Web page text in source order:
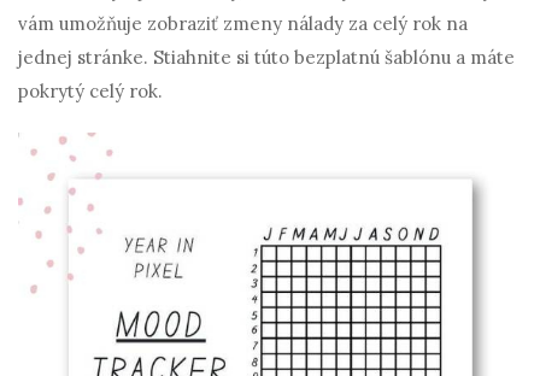
vám umožňuje zobraziť zmeny nálady za celý rok na
jednej stránke. Stiahnite si túto bezplatnú šablónu a máte
pokrytý celý rok.